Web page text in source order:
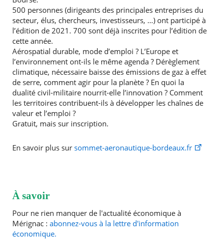
500 personnes (dirigeants des principales entreprises du
secteur, élus, chercheurs, investisseurs, …) ont participé à
l’édition de 2021. 700 sont déjà inscrites pour l’édition de
cette année.
Aérospatial durable, mode d’emploi ? L’Europe et
l’environnement ont-ils le même agenda ? Dérèglement
climatique, nécessaire baisse des émissions de gaz à effet
de serre, comment agir pour la planète ? En quoi la
dualité civil-militaire nourrit-elle l’innovation ? Comment
les territoires contribuent-ils à développer les chaînes de
valeur et l’emploi ?
Gratuit, mais sur inscription.
En savoir plus sursommet-aeronautique-bordeaux.fr
À savoir
Pour ne rien manquer de l'actualité économique à
Mérignac : abonnez-vous à la lettre d'information
économique.